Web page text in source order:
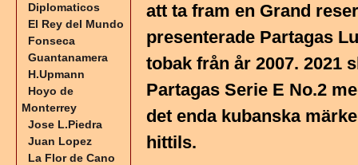
att ta fram en Grand
presenterade Partagas
tobak från år 2007. 2021
Partagas Serie E No.2
det enda kubanska
hittils.
Diplomaticos
El Rey del Mundo
Fonseca
Guantanamera
H.Upmann
Hoyo de
Monterrey
Jose L.Piedra
Juan Lopez
La Flor de Cano